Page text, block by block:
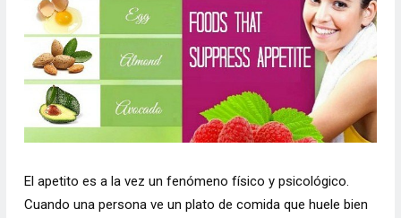
El apetito es a la vez un fenómeno físico y psicológico.
Cuando una persona ve un plato de comida que huele bien